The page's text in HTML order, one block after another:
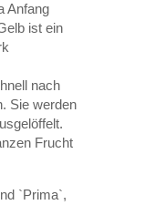
Anfang
ist ein
nach
Sie werden
Frucht
`Prima`,